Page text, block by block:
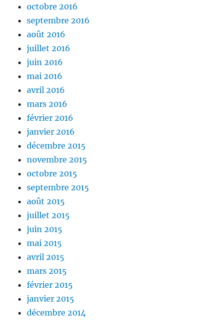
octobre 2016
septembre 2016
août 2016
juillet 2016
juin 2016
mai 2016
avril 2016
mars 2016
février 2016
janvier 2016
décembre 2015
novembre 2015
octobre 2015
septembre 2015
août 2015
juillet 2015
juin 2015
mai 2015
avril 2015
mars 2015
février 2015
janvier 2015
décembre 2014